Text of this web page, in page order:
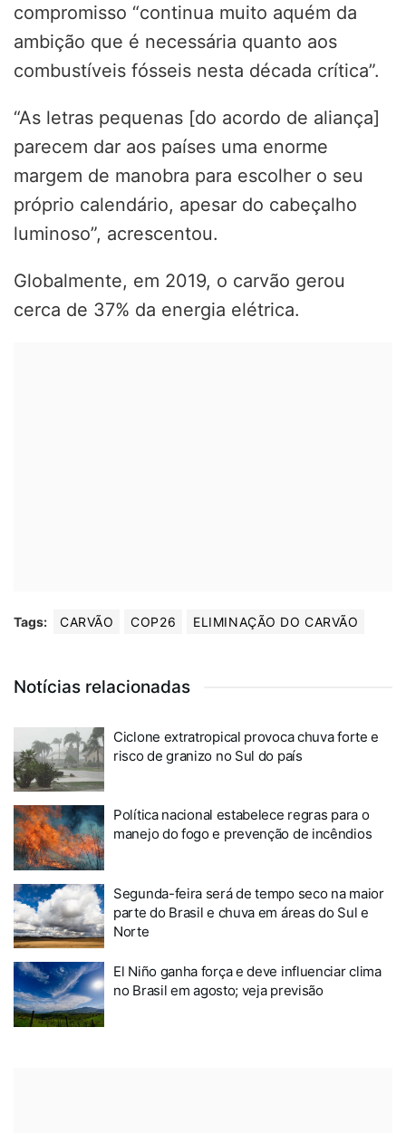
compromisso “continua muito aquém da
ambição que é necessária quanto aos
combustíveis fósseis nesta década crítica”.
“As letras pequenas [do acordo de aliança]
parecem dar aos países uma enorme
margem de manobra para escolher o seu
próprio calendário, apesar do cabeçalho
luminoso”, acrescentou.
Globalmente, em 2019, o carvão gerou
cerca de 37% da energia elétrica.
Tags: CARVÃO COP26 ELIMINAÇÃO DO CARVÃO
Notícias relacionadas
Ciclone extratropical provoca chuva forte e
risco de granizo no Sul do país
Política nacional estabelece regras para o
manejo do fogo e prevenção de incêndios
Segunda-feira será de tempo seco na maior
parte do Brasil e chuva em áreas do Sul e
Norte
El Niño ganha força e deve influenciar clima
no Brasil em agosto; veja previsão